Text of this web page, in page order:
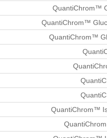
QuantiChrom™
QuantiChrom™
QuantiChrom™
QuantiChrom™